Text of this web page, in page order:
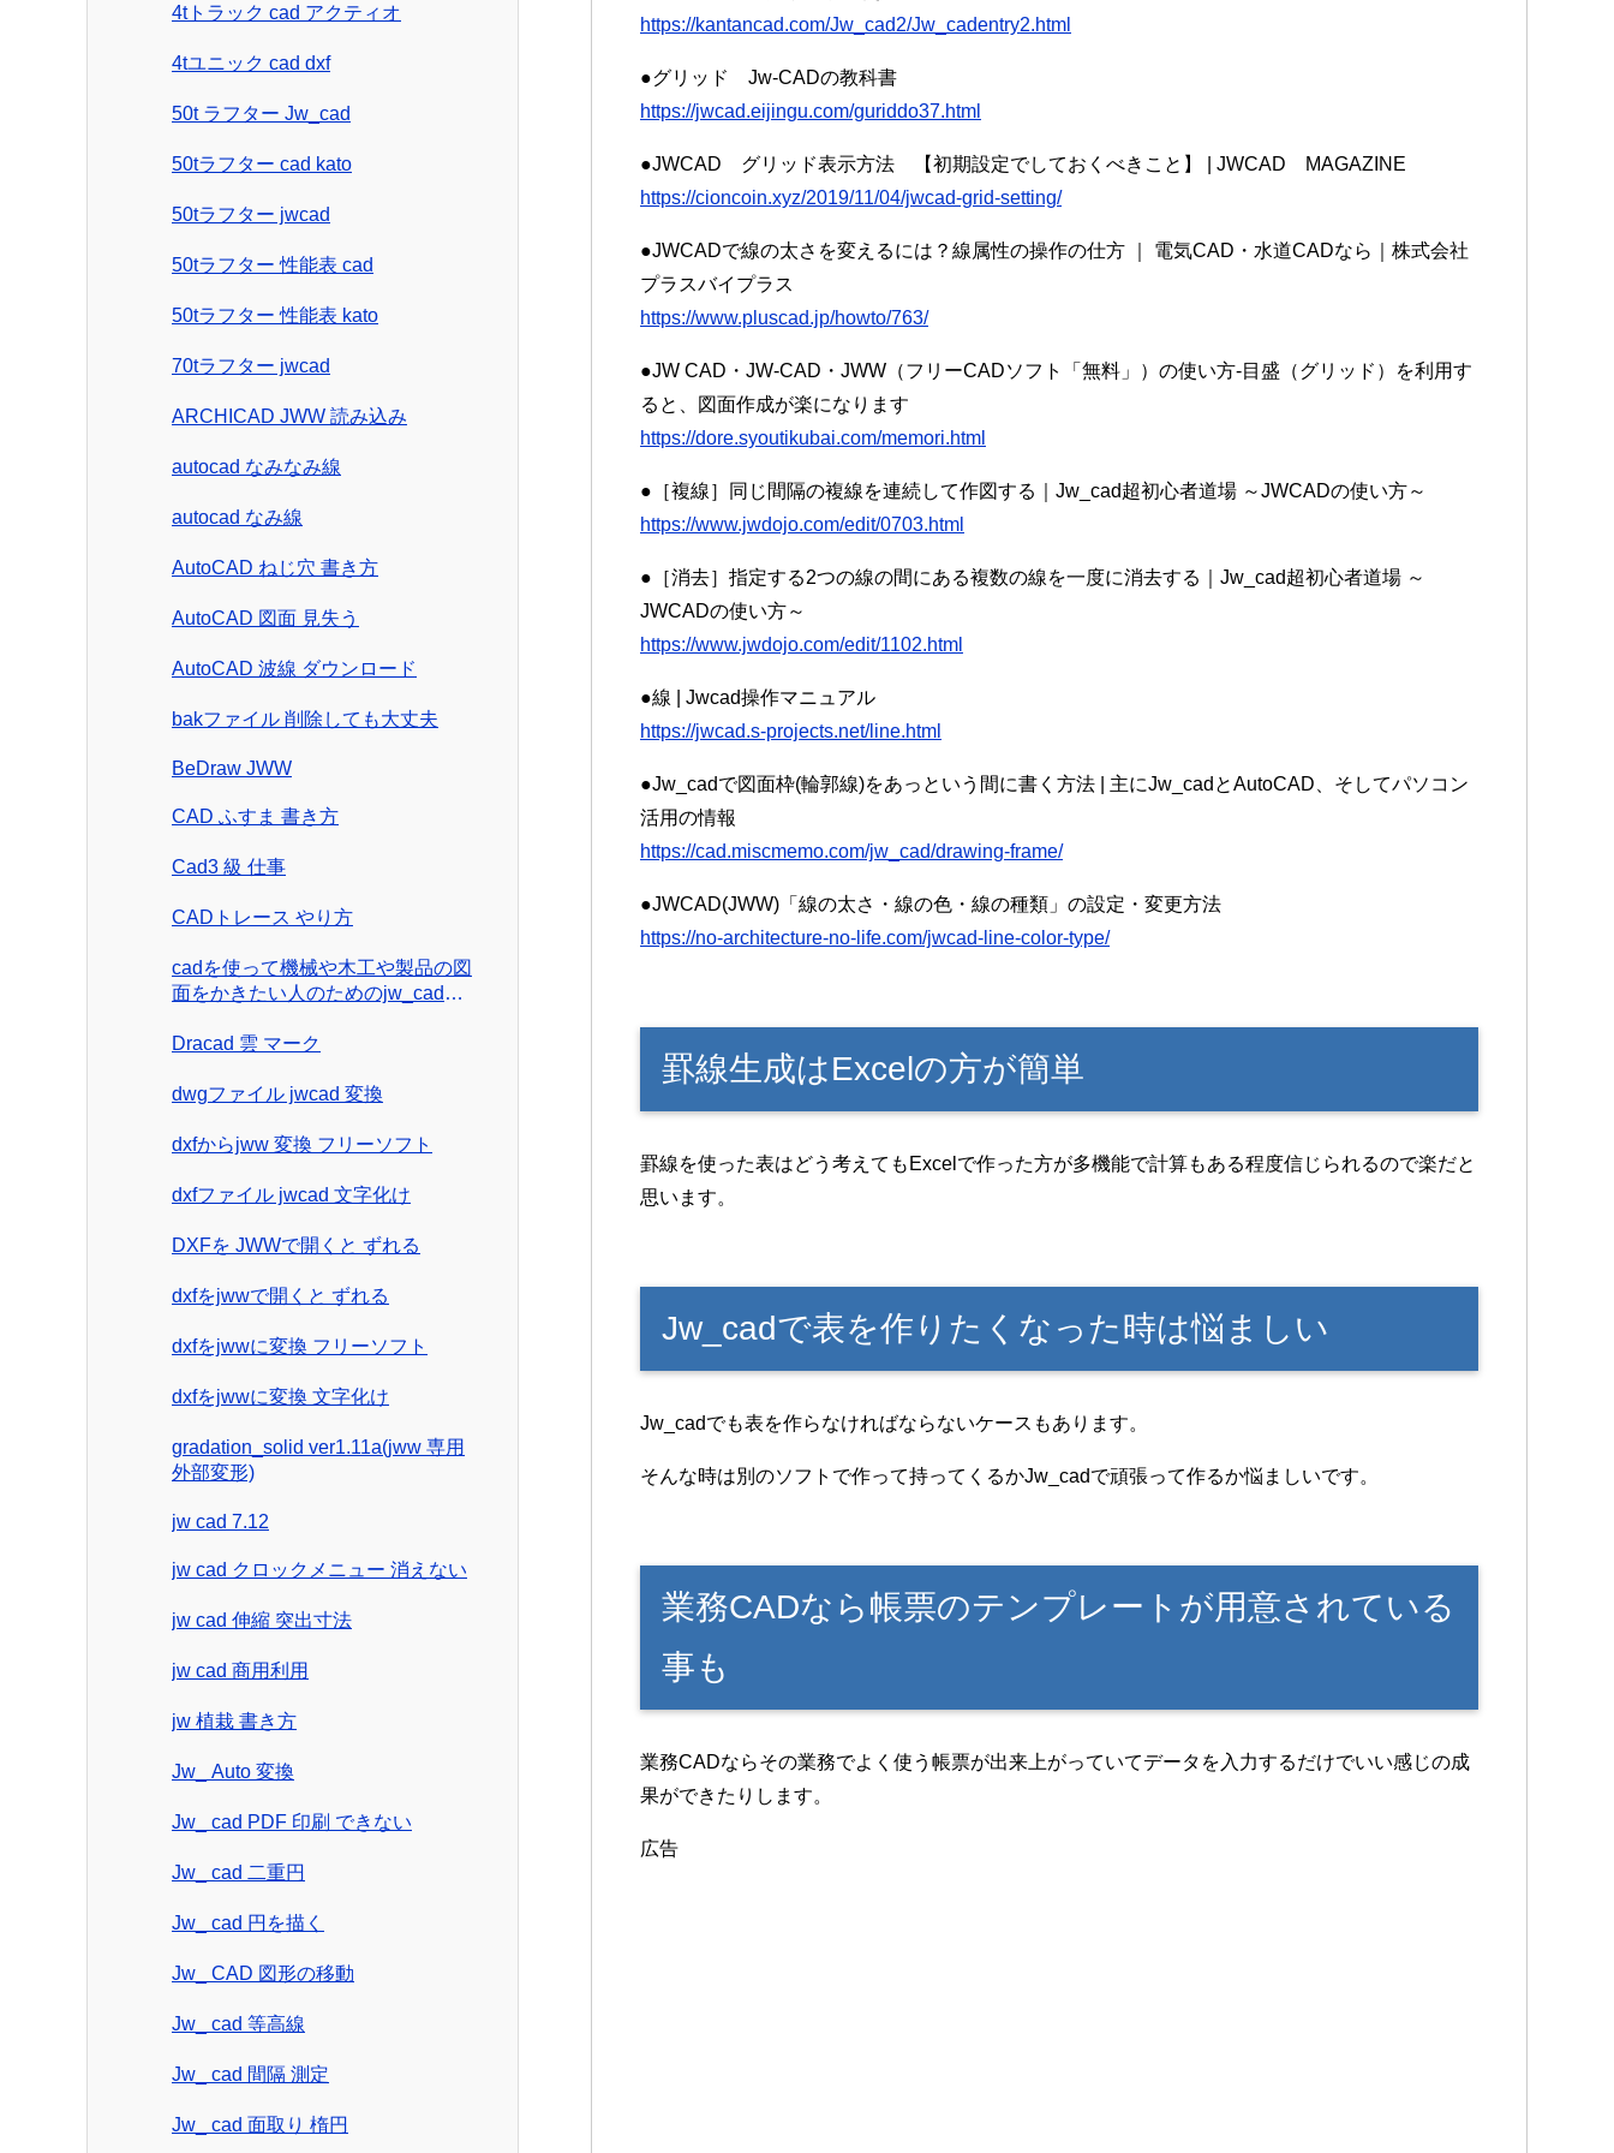
https://kantancad.com/Jw_cad2/Jw_cadentry2.html
●グリッド Jw-CADの教科書
https://jwcad.eijingu.com/guriddo37.html
●JWCAD グリッド表示方法 【初期設定でしておくべきこと】 | JWCAD MAGAZINE
https://cioncoin.xyz/2019/11/04/jwcad-grid-setting/
●JWCADで線の太さを変えるには？線属性の操作の仕方 ｜ 電気CAD・水道CADなら｜株式会社
プラスバイプラス
https://www.pluscad.jp/howto/763/
●JW CAD・JW-CAD・JWW（フリーCADソフト「無料」）の使い方-目盛（グリッド）を利用す
ると、図面作成が楽になります
https://dore.syoutikubai.com/memori.html
●［複線］同じ間隔の複線を連続して作図する｜Jw_cad超初心者道場 ～JWCADの使い方～
https://www.jwdojo.com/edit/0703.html
●［消去］指定する2つの線の間にある複数の線を一度に消去する｜Jw_cad超初心者道場 ～
JWCADの使い方～
https://www.jwdojo.com/edit/1102.html
●線 | Jwcad操作マニュアル
https://jwcad.s-projects.net/line.html
●Jw_cadで図面枠(輪郭線)をあっという間に書く方法 | 主にJw_cadとAutoCAD、そしてパソコン
活用の情報
https://cad.miscmemo.com/jw_cad/drawing-frame/
●JWCAD(JWW)「線の太さ・線の色・線の種類」の設定・変更方法
https://no-architecture-no-life.com/jwcad-line-color-type/
罫線生成はExcelの方が簡単
罫線を使った表はどう考えてもExcelで作った方が多機能で計算もある程度信じられるので楽だと
思います。
Jw_cadで表を作りたくなった時は悩ましい
Jw_cadでも表を作らなければならないケースもあります。
そんな時は別のソフトで作って持ってくるかJw_cadで頑張って作るか悩ましいです。
業務CADなら帳票のテンプレートが用意されている
事も
業務CADならその業務でよく使う帳票が出来上がっていてデータを入力するだけでいい感じの成
果ができたりします。
広告
4tトラック cad アクティオ
4tユニック cad dxf
50t ラフター Jw_cad
50tラフター cad kato
50tラフター jwcad
50tラフター 性能表 cad
50tラフター 性能表 kato
70tラフター jwcad
ARCHICAD JWW 読み込み
autocad なみなみ線
autocad なみ線
AutoCAD ねじ穴 書き方
AutoCAD 図面 見失う
AutoCAD 波線 ダウンロード
bakファイル 削除しても大丈夫
BeDraw JWW
CAD ふすま 書き方
Cad3 級 仕事
CADトレース やり方
cadを使って機械や木工や製品の図
面をかきたい人のためのjw_cad製
Dracad 雲 マーク
dwgファイル jwcad 変換
dxfからjww 変換 フリーソフト
dxfファイル jwcad 文字化け
DXFを JWWで開くと ずれる
dxfをjwwで開くと ずれる
dxfをjwwに変換 フリーソフト
dxfをjwwに変換 文字化け
gradation_solid ver1.11a(jww 専用
外部変形)
jw cad 7.12
jw cad クロックメニュー 消えない
jw cad 伸縮 突出寸法
jw cad 商用利用
jw 植栽 書き方
Jw_ Auto 変換
Jw_ cad PDF 印刷 できない
Jw_ cad 二重円
Jw_ cad 円を描く
Jw_ CAD 図形の移動
Jw_ cad 等高線
Jw_ cad 間隔 測定
Jw_ cad 面取り 楕円